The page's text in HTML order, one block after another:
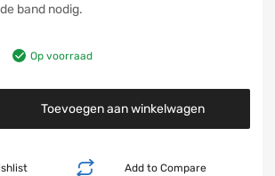
band nodig.
Op voorraad
Toevoegen aan winkelwagen
Add to Compare